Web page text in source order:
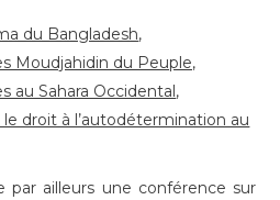
du Bangladesh,
Moudjahidin du Peuple,
au Sahara Occidental,
droit à l’autodétermination au
par ailleurs une conférence sur